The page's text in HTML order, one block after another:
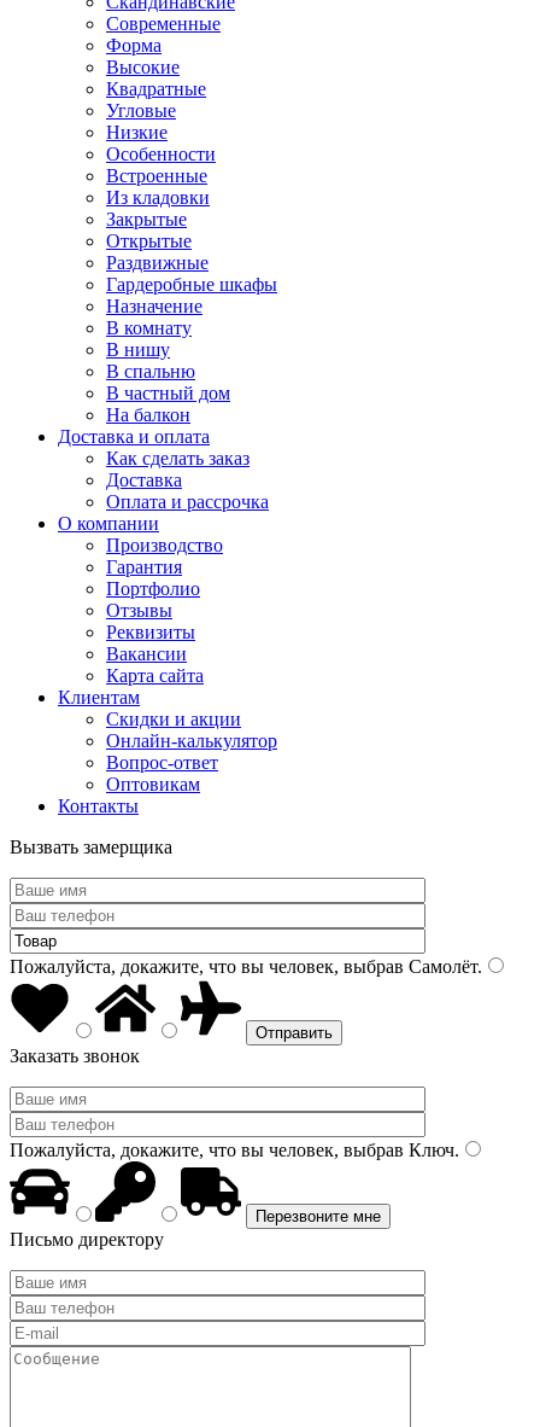
Современные
Форма
Высокие
Квадратные
Угловые
Низкие
Особенности
Встроенные
Из кладовки
Закрытые
Открытые
Раздвижные
Гардеробные шкафы
Назначение
В комнату
В нишу
В спальню
В частный дом
На балкон
Доставка и оплата
Как сделать заказ
Доставка
Оплата и рассрочка
О компании
Производство
Гарантия
Портфолио
Отзывы
Реквизиты
Вакансии
Карта сайта
Клиентам
Скидки и акции
Онлайн-калькулятор
Вопрос-ответ
Оптовикам
Контакты
Вызвать замерщика
Пожалуйста, докажите, что вы человек, выбрав Самолёт.
Заказать звонок
Пожалуйста, докажите, что вы человек, выбрав Ключ.
Письмо директору